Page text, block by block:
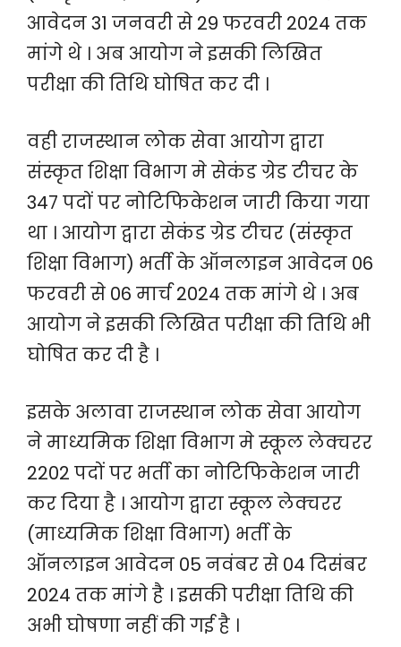
आवेदन 31 जनवरी से 29 फरवरी 2024 तक
मांगे थे । अब आयोग ने इसकी लिखित
परीक्षा की तिथि घोषित कर दी ।
वही राजस्थान लोक सेवा आयोग द्वारा
संस्कृत शिक्षा विभाग मे सेकंड ग्रेड टीचर के
347 पदों पर नोटिफिकेशन जारी किया गया
था । आयोग द्वारा सेकंड ग्रेड टीचर (संस्कृत
शिक्षा विभाग) भर्ती के ऑनलाइन आवेदन 06
फरवरी से 06 मार्च 2024 तक मांगे थे । अब
आयोग ने इसकी लिखित परीक्षा की तिथि भी
घोषित कर दी है ।
इसके अलावा राजस्थान लोक सेवा आयोग
ने माध्यमिक शिक्षा विभाग मे स्कूल लेक्चरर
2202 पदों पर भर्ती का नोटिफिकेशन जारी
कर दिया है । आयोग द्वारा स्कूल लेक्चरर
(माध्यमिक शिक्षा विभाग) भर्ती के
ऑनलाइन आवेदन 05 नवंबर से 04 दिसंबर
2024 तक मांगे है । इसकी परीक्षा तिथि की
अभी घोषणा नहीं की गई है ।